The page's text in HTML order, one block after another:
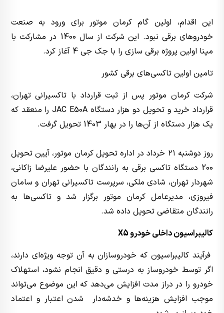
این اقدام، اولین گام‌ کرمان موتور برای ورود به صنعت
خودروهای برقی نبود. این شرکت از سال 1400 در مشارکت با
مپنا اولین پروژه برقی سازی را با جک جی 4 آغاز کرد.
تامین اولین تاکسی‌های برقی کشور
شرکت کرمان موتور پس از ثبت قرارداد با تاکسیرانی تهران،
قرارداد خرید و تحویل دو هزار دستگاه JAC E50A را منعقد که
یک هزار دستگاه از آن‌ها را در بهار 1403 تحویل گرفت.
روز دوشنبه ٢١ خرداد در اداره تحویل کرمان موتور، آیین تحویل
200 دستگاه تاکسی برقی به رانندگان با حضور علیرضا زاکانی،
شهردار تهران، شادی ملکی، سرپرست تاکسیرانی تهران و سامان
فیروزی، مدیرعامل کرمان موتور برگزار شد و تاکسی‌ها به
رانندگان متقاضی تحویل داده شد.
کالیبراسیون داخلی خودرو X5
فرآیند کالیبراسیون که خودروسازان به آن توجه ویژه‌ای دارند،
اگر توسط خودروساز به درستی و دقیق انجام نشود، استهلاک
خودرو را در دراز مدت افزایش می‌دهد که این موضوع می‌تواند
موجب افزایش هزینه‌ها و خدشه‌دار شدن اعتبار و اعتماد